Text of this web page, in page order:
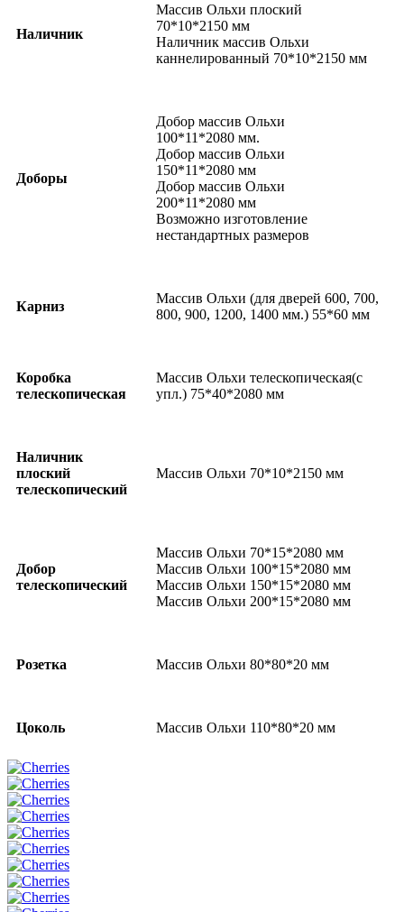
Наличник
Массив Ольхи плоский
70*10*2150 мм
Наличник массив Ольхи
каннелированный 70*10*2150 мм
Доборы
Добор массив Ольхи
100*11*2080 мм.
Добор массив Ольхи
150*11*2080 мм
Добор массив Ольхи
200*11*2080 мм
Возможно изготовление
нестандартных размеров
Карниз
Массив Ольхи (для дверей 600, 700,
800, 900, 1200, 1400 мм.) 55*60 мм
Коробка
телескопическая
Массив Ольхи телескопическая(с
упл.) 75*40*2080 мм
Наличник
плоский
телескопический
Массив Ольхи 70*10*2150 мм
Добор
телескопический
Массив Ольхи 70*15*2080 мм
Массив Ольхи 100*15*2080 мм
Массив Ольхи 150*15*2080 мм
Массив Ольхи 200*15*2080 мм
Розетка Массив Ольхи 80*80*20 мм
Цоколь Массив Ольхи 110*80*20 мм